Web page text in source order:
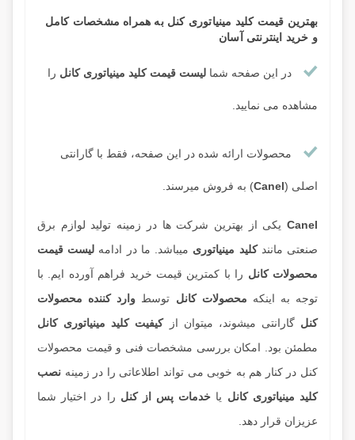
بهترین قیمت کلید مینیاتوری کنل به همراه مشخصات کامل
و خرید اینترنتی آسان
در این صفحه شما لیست قیمت کلید مینیاتوری کانل را
مشاهده می نمایید.
محصولات ارائه شده در این صفحه، فقط با گارانتی
اصلی (Canel) به فروش میرسند.
Canel یکی از بهترین شرکت ها در زمینه تولید لوازم برق
صنعتی مانندکلید مینیاتوری میباشد. ما در ادامه لیست قیمت
محصولات کانل را با کمترین قیمت خرید فراهم آورده ایم. با
توجه به اینکه محصولات کانل توسط وارد کننده محصولات
کنل گارانتی میشوند، میتوان ازکیفیت کلید مینیاتوری کانل
مطمئن بود. امکان بررسی مشخصات فنی و قیمت محصولات
کنل در کنار هم به خوبی می تواند اطلاعاتی را در زمینه نصب
کلید مینیاتوری کانل یا خدمات پس از کنل را در اختیار شما
عزیزان قرار دهد.